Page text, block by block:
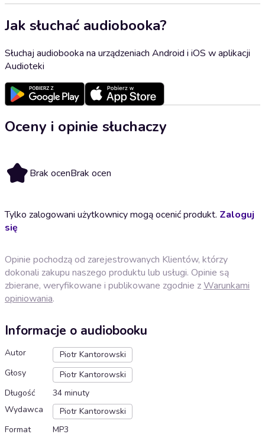
Jak słuchać audiobooka?
Słuchaj audiobooka na urządzeniach Android i iOS w aplikacji
Audioteki
Oceny i opinie słuchaczy
Brak ocenBrak ocen
Tylko zalogowani użytkownicy mogą ocenić produkt. Zaloguj
się
Opinie pochodzą od zarejestrowanych Klientów, którzy
dokonali zakupu naszego produktu lub usługi. Opinie są
zbierane, weryfikowane i publikowane zgodnie zWarunkami
opiniowania.
Informacje o audiobooku
Autor
Piotr Kantorowski
Głosy
Piotr Kantorowski
Długość
34 minuty
Wydawca
Piotr Kantorowski
Format
MP3